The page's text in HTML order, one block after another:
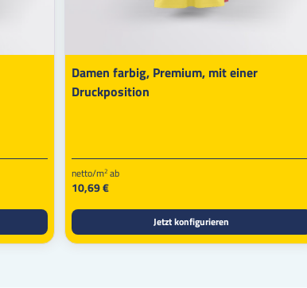
Damen farbig, Premium, mit einer
Druckposition
netto/m2 ab
10,69 €
Jetzt konfigurieren